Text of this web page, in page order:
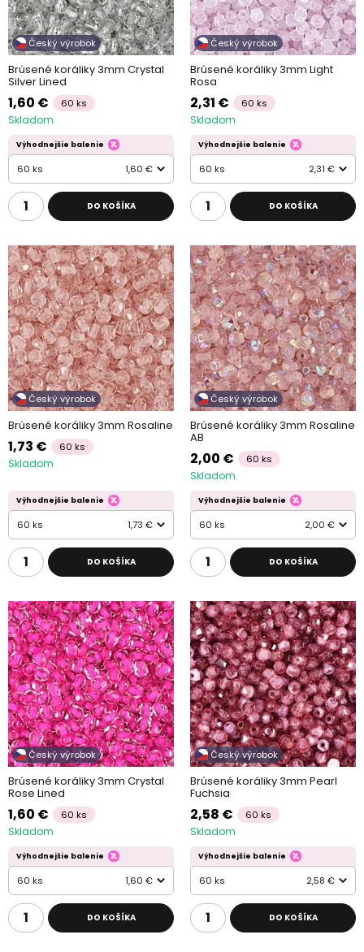
Český výrobok
Brúsené koráliky 3mm Crystal
Silver Lined
1,60 € 60 ks
Skladom
Výhodnejšie balenie
60 ks 1,60 €
DO KOŠÍKA
Český výrobok
Brúsené koráliky 3mm Light
Rosa
2,31 € 60 ks
Skladom
Výhodnejšie balenie
60 ks 2,31 €
DO KOŠÍKA
Český výrobok
Brúsené koráliky 3mm Rosaline
1,73 € 60 ks
Skladom
Výhodnejšie balenie
60 ks 1,73 €
DO KOŠÍKA
Český výrobok
Brúsené koráliky 3mm Rosaline
AB
2,00 € 60 ks
Skladom
Výhodnejšie balenie
60 ks 2,00 €
DO KOŠÍKA
Český výrobok
Brúsené koráliky 3mm Crystal
Rose Lined
1,60 € 60 ks
Skladom
Výhodnejšie balenie
60 ks 1,60 €
DO KOŠÍKA
Český výrobok
Brúsené koráliky 3mm Pearl
Fuchsia
2,58 € 60 ks
Skladom
Výhodnejšie balenie
60 ks 2,58 €
DO KOŠÍKA